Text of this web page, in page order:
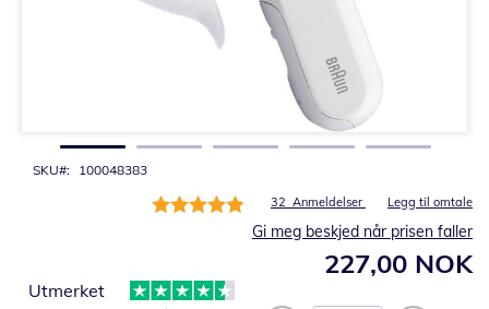
SKU 100048383
Rating:
32 Anmeldelser Legg til omtale
227,00 NOK
Gi meg beskjed når prisen faller
Utmerket
bildegalleri